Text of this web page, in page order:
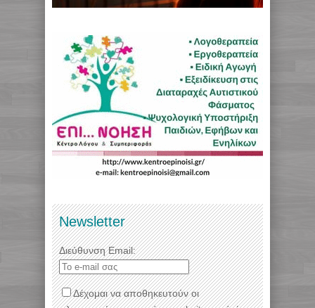
Newsletter
Διεύθυνση Email:
Δέχομαι να αποθηκευτούν οι